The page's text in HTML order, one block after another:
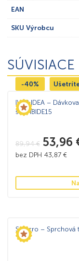
EAN
SKU Výrobcu
-40%
IVAB IDEA –
sklo IBIDE15
89,94€ 53,96
bez DPH 43,87 €
Sanicro –